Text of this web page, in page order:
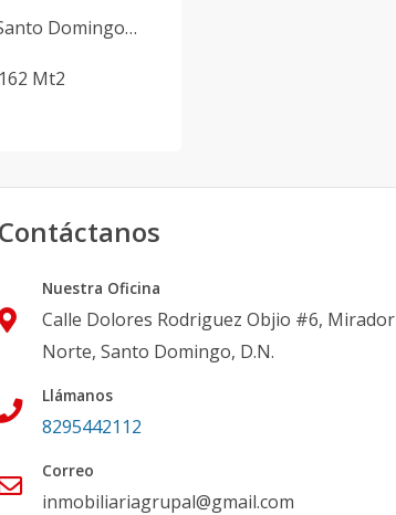
Domingo
162 Mt2
Contáctanos
Nuestra Oficina
Calle Dolores Rodriguez Objio #6, Mirador
Norte, Santo Domingo, D.N.
Llámanos
8295442112
Correo
inmobiliariagrupal@gmail.com